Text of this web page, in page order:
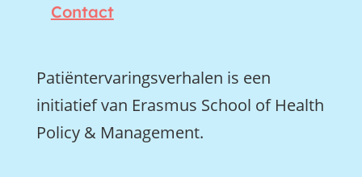
Contact
Patiëntervaringsverhalen is een
initiatief van Erasmus School of Health
Policy & Management.